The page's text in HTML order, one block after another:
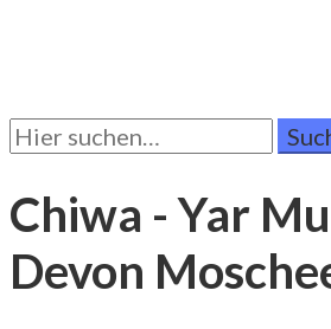
Suchen
Sie
Chiwa - Yar
Devon